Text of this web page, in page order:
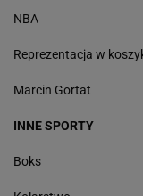
NBA
Reprezentacja w
Marcin Gortat
INNE SPORTY
Boks